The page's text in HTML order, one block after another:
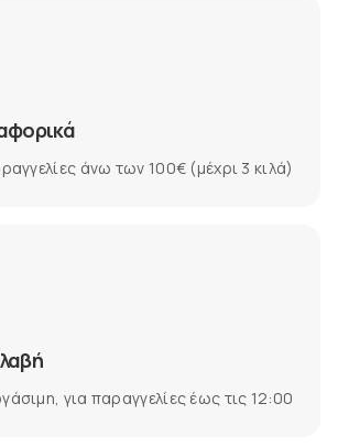
άνω των 100€ (μέχρι 3 κιλά)
για παραγγελίες έως τις 12:00